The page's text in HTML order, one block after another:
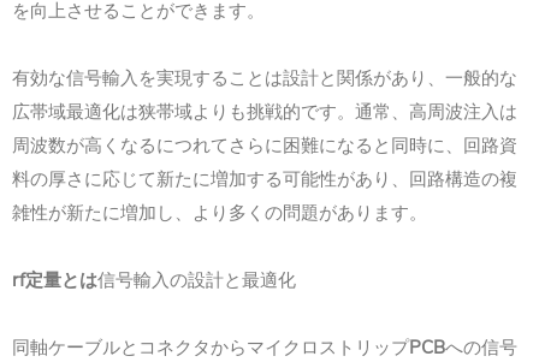
を向上させることができます。
有効な信号輸入を実現することは設計と関係があり、一般的な
広帯域最適化は狭帯域よりも挑戦的です。通常、高周波注入は
周波数が高くなるにつれてさらに困難になると同時に、回路資
料の厚さに応じて新たに増加する可能性があり、回路構造の複
雑性が新たに増加し、より多くの問題があります。
rf定量とは信号輸入の設計と最適化
同軸ケーブルとコネクタからマイクロストリップPCBへの信号